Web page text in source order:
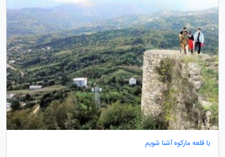
با قلعه مارکوه آشنا شویم